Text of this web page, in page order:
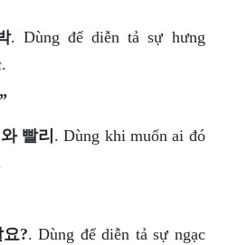
. Dùng để diễn tả sự hưng
빨리 . Dùng khi muốn ai đó
?. Dùng để diễn tả sự ngạc